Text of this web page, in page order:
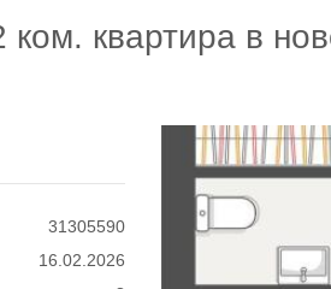
ком. квартира в
31305590
16.02.2026